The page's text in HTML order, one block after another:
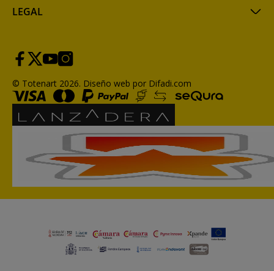
LEGAL
© Totenart 2026. Diseño web por Difadi.com